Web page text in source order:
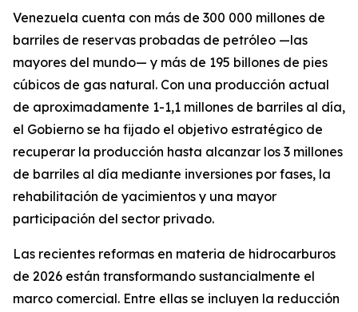
Venezuela cuenta con más de 300 000 millones de
barriles de reservas probadas de petróleo —las
mayores del mundo— y más de 195 billones de pies
cúbicos de gas natural. Con una producción actual
de aproximadamente 1-1,1 millones de barriles al día,
el Gobierno se ha fijado el objetivo estratégico de
recuperar la producción hasta alcanzar los 3 millones
de barriles al día mediante inversiones por fases, la
rehabilitación de yacimientos y una mayor
participación del sector privado.
Las recientes reformas en materia de hidrocarburos
de 2026 están transformando sustancialmente el
marco comercial. Entre ellas se incluyen la reducción